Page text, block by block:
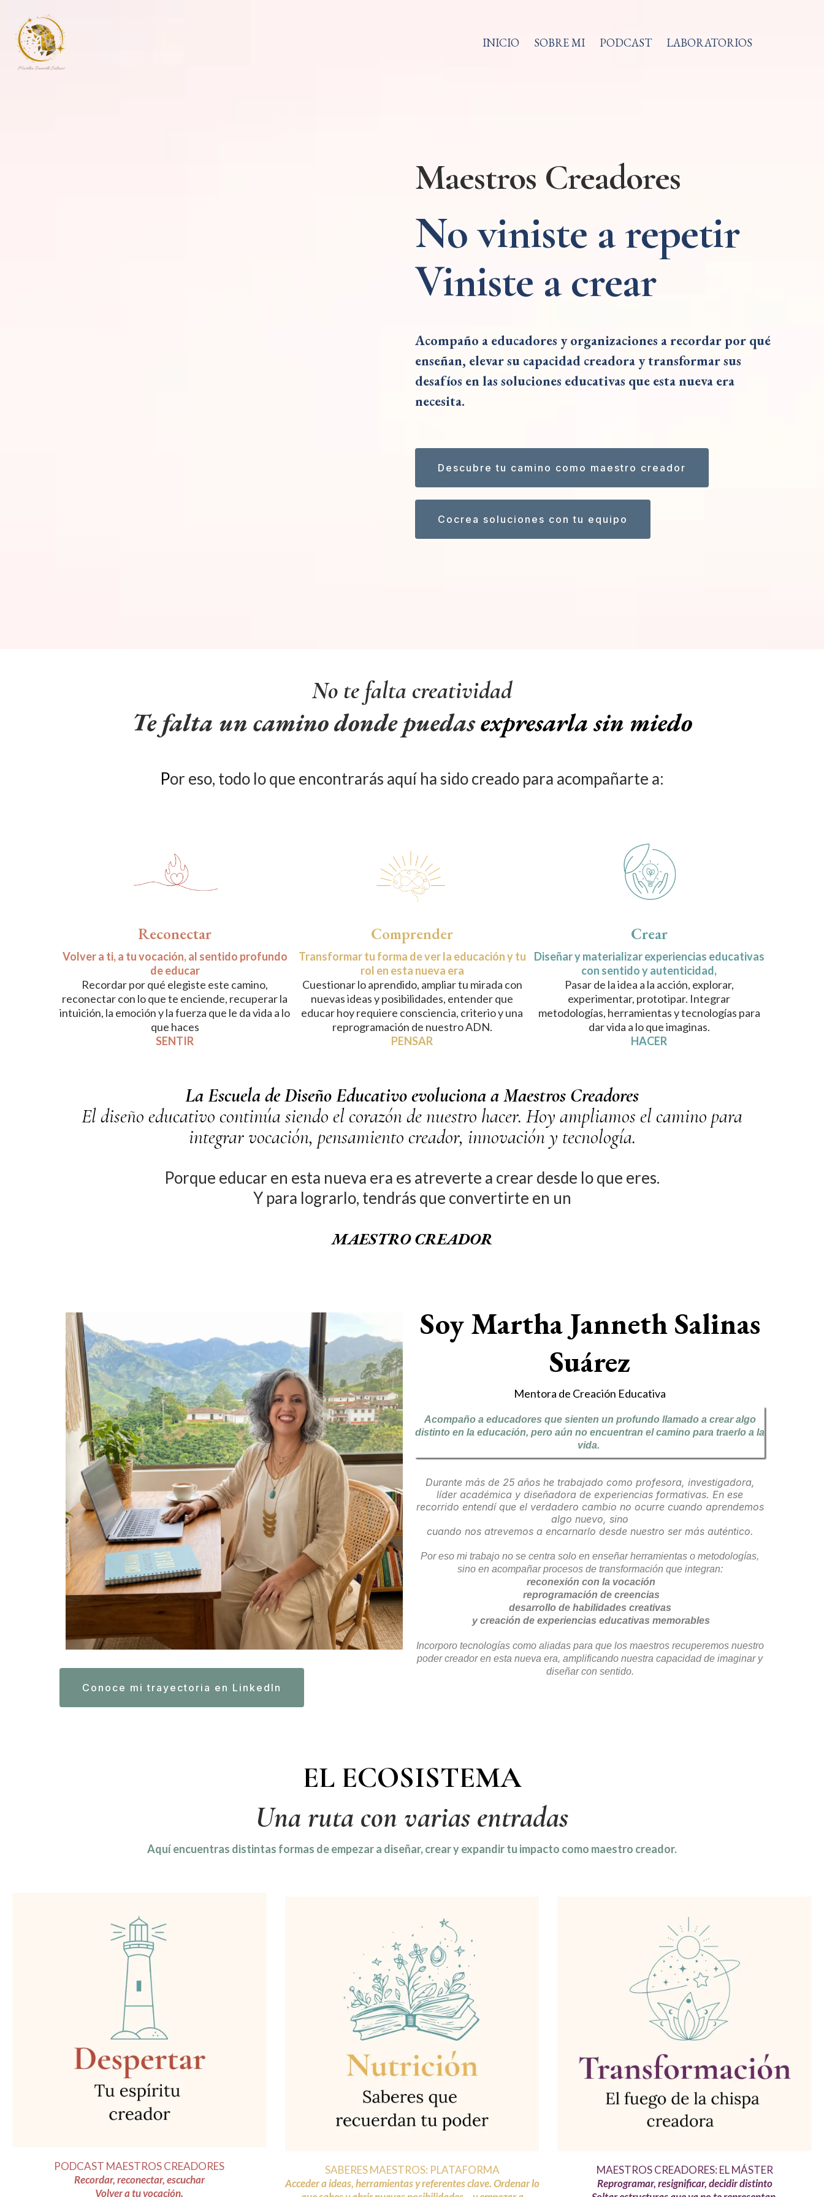
INICIO SOBRE MI PODCAST LABORATORIOS
Maestros Creadores
No viniste a repetir
Viniste a crear
Acompaño a educadores y organizaciones a recordar por qué
enseñan, elevar su capacidad creadora y transformar sus
desafíos en las soluciones educativas que esta nueva era
necesita.
Descubre tu camino como maestro creador
Cocrea soluciones con tu equipo
No te falta creatividad
Te falta un camino donde puedasexpresarla sin miedo
Por eso, todo lo que encontrarás aquí ha sido creado para acompañarte a:
Reconectar
Volver a ti, a tu vocación, al sentido profundo
de educar
Recordar por qué elegiste este camino,
reconectar con lo que te enciende, recuperar la
intuición, la emoción y la fuerza que le da vida a lo
que haces
SENTIR
Comprender
Transformar tu forma de ver la educación y tu
rol en esta nueva era
Cuestionar lo aprendido, ampliar tu mirada con
nuevas ideas y posibilidades, entender que
educar hoy requiere consciencia, criterio y una
reprogramación de nuestro ADN.
PENSAR
Crear
Diseñar y materializar experiencias educativas
con sentido y autenticidad,
Pasar de la idea a la acción, explorar,
experimentar, prototipar. Integrar
metodologías, herramientas y tecnologías para
dar vida a lo que imaginas.
HACER
La Escuela de Diseño Educativo evoluciona a Maestros Creadores
El diseño educativo continúa siendo el corazón de nuestro hacer. Hoy ampliamos el camino para
integrar vocación, pensamiento creador, innovación y tecnología.
Porque educar en esta nueva era es atreverte a crear desde lo que eres.
Y para lograrlo, tendrás que convertirte en un
MAESTRO CREADOR
Conoce mi trayectoria en LinkedIn
Soy Martha Janneth Salinas
Suárez
Mentora de Creación Educativa
Acompaño a educadores que sienten un profundo llamado a crear algo
distinto en la educación, pero aún no encuentran el camino para traerlo a la
vida.
Durante más de 25 años he trabajado como profesora, investigadora,
líder académica y diseñadora de experiencias formativas. En ese
recorrido entendí que el verdadero cambio no ocurre cuando aprendemos
algo nuevo, sino
cuando nos atrevemos a encarnarlo desde nuestro ser más auténtico.
Por eso mi trabajo no se centra solo en enseñar herramientas o metodologías,
sino en acompañar procesos de transformación que integran:
reconexión con la vocación
reprogramación de creencias
desarrollo de habilidades creativas
y creación de experiencias educativas memorables
Incorporo tecnologías como aliadas para que los maestros recuperemos nuestro
poder creador en esta nueva era, amplificando nuestra capacidad de imaginar y
diseñar con sentido.
EL ECOSISTEMA
Una ruta con varias entradas
Aquí encuentras distintas formas de empezar a diseñar, crear y expandir tu impacto como maestro creador.
PODCAST MAESTROS CREADORES
Recordar, reconectar, escuchar
Volver a tu vocación.
SABERES MAESTROS: PLATAFORMA
Acceder a ideas, herramientas y referentes clave. Ordenar lo
MAESTROS CREADORES: EL MÁSTER
Reprogramar, resignificar, decidir distinto